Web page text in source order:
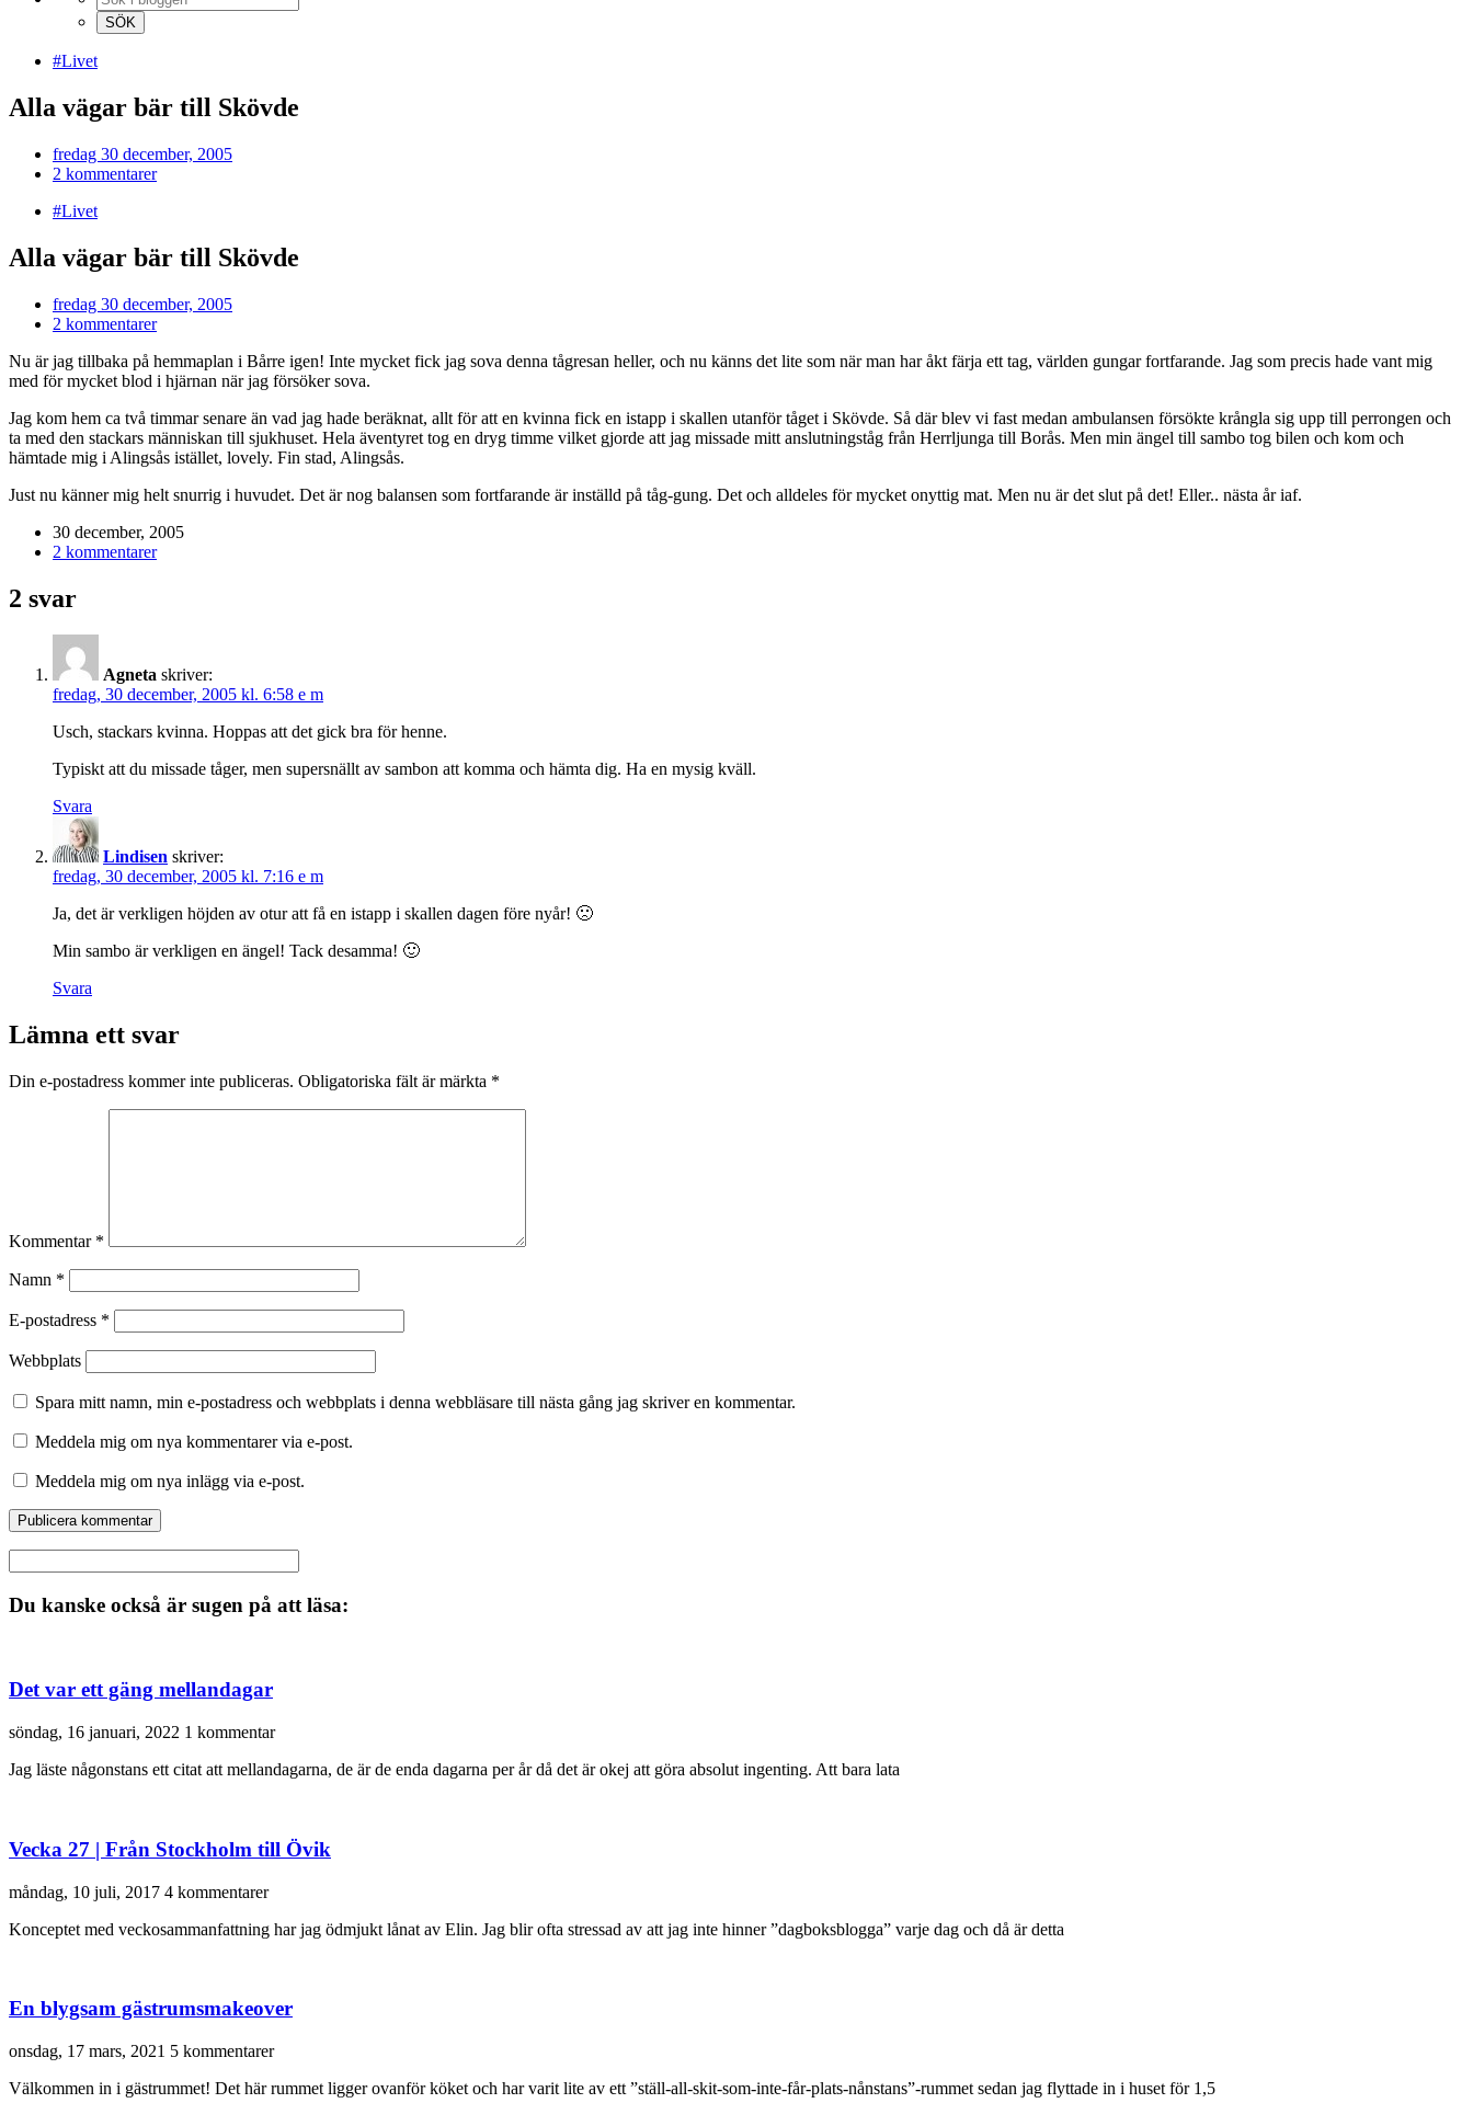
#Livet
Alla vägar bär till Skövde
fredag 30 december, 2005
2 kommentarer
#Livet
Alla vägar bär till Skövde
fredag 30 december, 2005
2 kommentarer
Nu är jag tillbaka på hemmaplan i Bårre igen! Inte mycket fick jag sova denna tågresan heller, och nu känns det lite som när man har åkt färja ett tag, världen gungar fortfarande. Jag som precis hade vant mig
med för mycket blod i hjärnan när jag försöker sova.
Jag kom hem ca två timmar senare än vad jag hade beräknat, allt för att en kvinna fick en istapp i skallen utanför tåget i Skövde. Så där blev vi fast medan ambulansen försökte krångla sig upp till perrongen och
ta med den stackars människan till sjukhuset. Hela äventyret tog en dryg timme vilket gjorde att jag missade mitt anslutningståg från Herrljunga till Borås. Men min ängel till sambo tog bilen och kom och
hämtade mig i Alingsås istället, lovely. Fin stad, Alingsås.
Just nu känner mig helt snurrig i huvudet. Det är nog balansen som fortfarande är inställd på tåg-gung. Det och alldeles för mycket onyttig mat. Men nu är det slut på det! Eller.. nästa år iaf.
30 december, 2005
2 kommentarer
2 svar
Agneta skriver:
fredag, 30 december, 2005 kl. 6:58 e m
Usch, stackars kvinna. Hoppas att det gick bra för henne.
Typiskt att du missade tåger, men supersnällt av sambon att komma och hämta dig. Ha en mysig kväll.
Svara
Lindisen skriver:
fredag, 30 december, 2005 kl. 7:16 e m
Ja, det är verkligen höjden av otur att få en istapp i skallen dagen före nyår! 🙁
Min sambo är verkligen en ängel! Tack desamma! 🙂
Svara
Lämna ett svar
Din e-postadress kommer inte publiceras. Obligatoriska fält är märkta *
Kommentar *
Namn *
E-postadress *
Webbplats
Spara mitt namn, min e-postadress och webbplats i denna webbläsare till nästa gång jag skriver en kommentar.
Meddela mig om nya kommentarer via e-post.
Meddela mig om nya inlägg via e-post.
Du kanske också är sugen på att läsa:
Det var ett gäng mellandagar
söndag, 16 januari, 2022 1 kommentar
Jag läste någonstans ett citat att mellandagarna, de är de enda dagarna per år då det är okej att göra absolut ingenting. Att bara lata
Vecka 27 | Från Stockholm till Övik
måndag, 10 juli, 2017 4 kommentarer
Konceptet med veckosammanfattning har jag ödmjukt lånat av Elin. Jag blir ofta stressad av att jag inte hinner ”dagboksblogga” varje dag och då är detta
En blygsam gästrumsmakeover
onsdag, 17 mars, 2021 5 kommentarer
Välkommen in i gästrummet! Det här rummet ligger ovanför köket och har varit lite av ett ”ställ-all-skit-som-inte-får-plats-nånstans”-rummet sedan jag flyttade in i huset för 1,5